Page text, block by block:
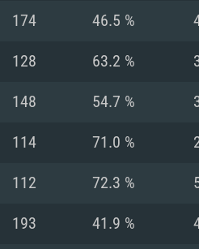
DE
174 46.5 %
128 63.2 %
148 54.7 %
114 71.0 %
112 72.3 %
193 41.9 %